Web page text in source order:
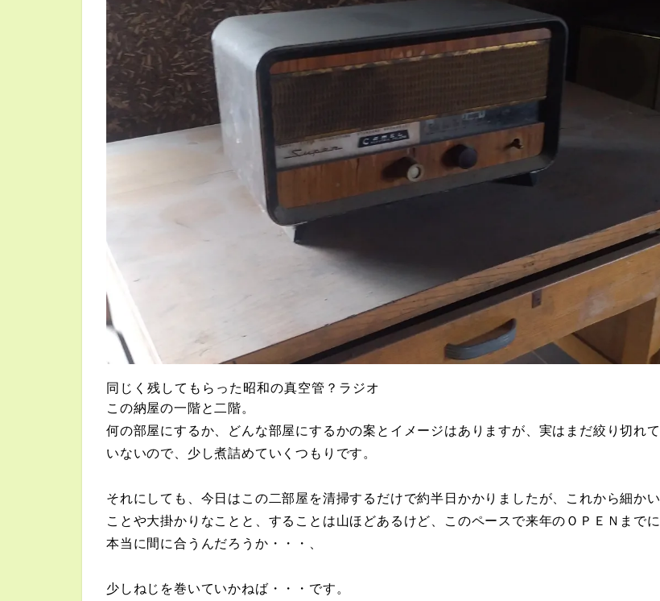
同じく残してもらった昭和の真空管？ラジオ
この納屋の一階と二階。
何の部屋にするか、どんな部屋にするかの案とイメージはありますが、実はまだ絞り切れて
いないので、少し煮詰めていくつもりです。
それにしても、今日はこの二部屋を清掃するだけで約半日かかりましたが、これから細かい
ことや大掛かりなことと、することは山ほどあるけど、このペースで来年のＯＰＥＮまでに
本当に間に合うんだろうか・・・、
少しねじを巻いていかねば・・・です。